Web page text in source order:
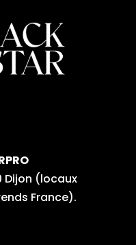
Dijon (locaux
France).